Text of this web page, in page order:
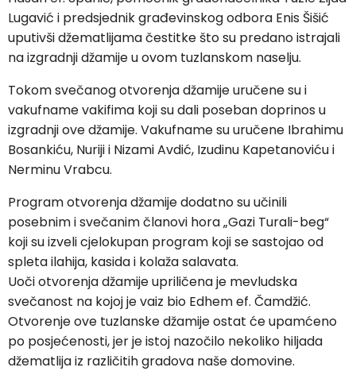
Lugavić i predsjednik građevinskog odbora Enis Šišić
uputivši džematlijama čestitke što su predano istrajali
na izgradnji džamije u ovom tuzlanskom naselju.
Tokom svečanog otvorenja džamije uručene su i
vakufname vakifima koji su dali poseban doprinos u
izgradnji ove džamije. Vakufname su uručene Ibrahimu
Bosankiću, Nuriji i Nizami Avdić, Izudinu Kapetanoviću i
Nerminu Vrabcu.
Program otvorenja džamije dodatno su učinili
posebnim i svečanim članovi hora „Gazi Turali-beg“
koji su izveli cjelokupan program koji se sastojao od
spleta ilahija, kasida i kolaža salavata.
Uoči otvorenja džamije upriličena je mevludska
svečanost na kojoj je vaiz bio Edhem ef. Čamdžić.
Otvorenje ove tuzlanske džamije ostat će upamćeno
po posjećenosti, jer je istoj nazočilo nekoliko hiljada
džematlija iz različitih gradova naše domovine.